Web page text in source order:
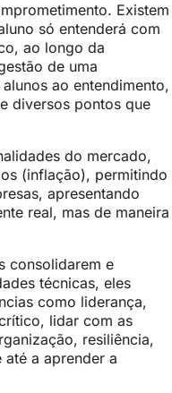
Existem
só entenderá com
ao longo da
de uma
ao entendimento,
diversos pontos que
do mercado,
(inflação), permitindo
apresentando
real, mas de maneira
consolidarem e
técnicas, eles
como liderança,
lidar com as
resiliência,
a aprender a